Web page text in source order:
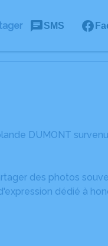
SMS
DUMONT
des photos
dédié à